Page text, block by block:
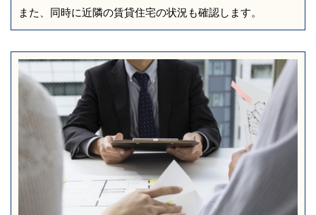
また、同時に近隣の賃貸住宅の状況も確認します。